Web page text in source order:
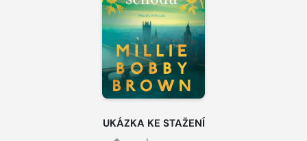
UKÁZKA KE STAŽENÍ